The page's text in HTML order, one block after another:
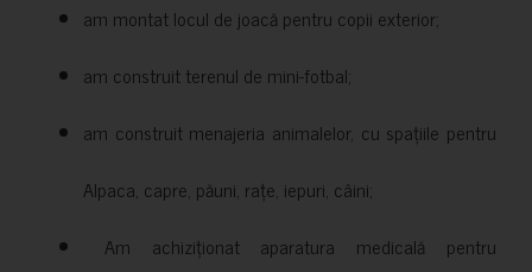
am montat locul de joacă pentru copii exterior;
am construit terenul de mini-fotbal;
am construit menajeria animalelor, cu spațiile pentru
Alpaca, capre, păuni, rațe, iepuri, câini;
Am achiziționat aparatura medicală pentru